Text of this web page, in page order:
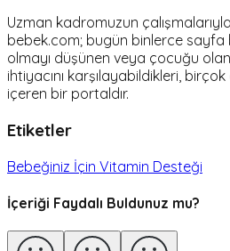
Uzman kadromuzun
bebek.com; bugün binlerce sayfa
olmayı düşünen veya çocuğu
ihtiyacını karşılayabildikleri,
içeren bir portaldır.
Etiketler
Bebeğiniz İçin Vitamin Desteği
İçeriği Faydalı Buldunuz mu?